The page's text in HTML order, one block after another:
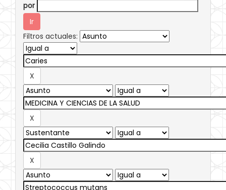
por
Filtros actuales: